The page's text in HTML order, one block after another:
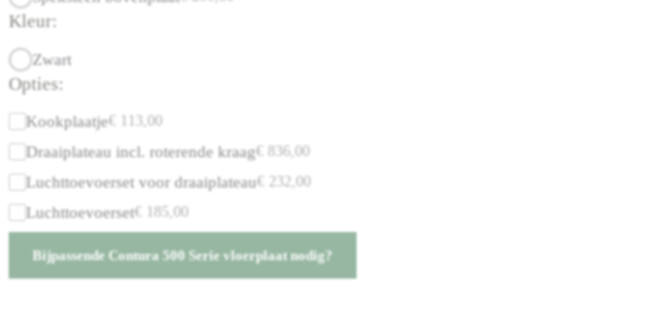
Kleur:
Zwart
Opties:
Kookplaatje€ 113,00
Draaiplateau incl. roterende kraag€ 836,00
Luchttoevoerset voor draaiplateau€ 232,00
Luchttoevoerset€ 185,00
Bijpassende Contura 500 Serie vloerplaat nodig?